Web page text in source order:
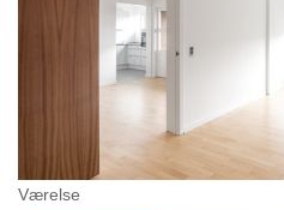
Værelse